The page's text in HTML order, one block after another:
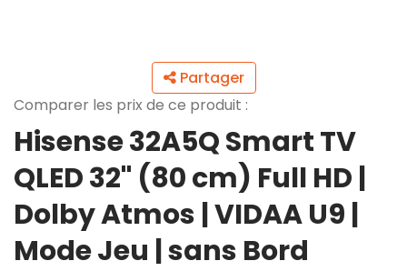
Partager
Comparer les prix de ce produit :
Hisense 32A5Q Smart TV
QLED 32" (80 cm) Full HD |
Dolby Atmos | VIDAA U9 |
Mode Jeu | sans Bord